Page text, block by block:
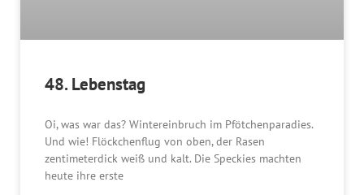
48. Lebenstag
Oi, was war das? Wintereinbruch im Pfötchenparadies.
Und wie! Flöckchenflug von oben, der Rasen
zentimeterdick weiß und kalt. Die Speckies machten
heute ihre erste